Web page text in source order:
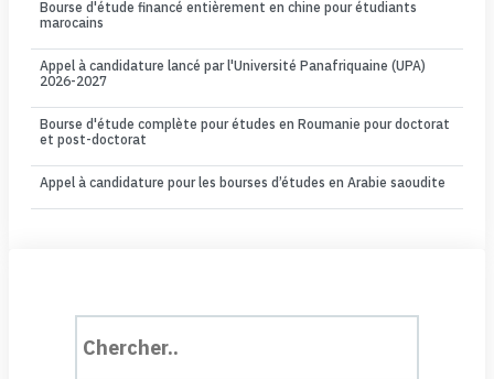
Bourse d'étude financé entièrement en chine pour étudiants
marocains
Appel à candidature lancé par l'Université Panafriquaine (UPA)
2026-2027
Bourse d'étude complète pour études en Roumanie pour doctorat
et post-doctorat
Appel à candidature pour les bourses d’études en Arabie saoudite